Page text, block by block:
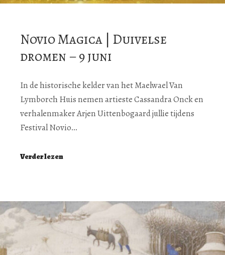
Novio Magica | Duivelse
dromen – 9 juni
In de historische kelder van het Maelwael Van
Lymborch Huis nemen artieste Cassandra Onck en
verhalenmaker Arjen Uittenbogaard jullie tijdens
Festival Novio…
Verder lezen